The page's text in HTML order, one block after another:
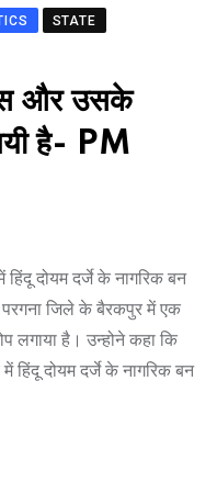
STATE
और उसके
है- PM
दोयम दर्जे के नागरिक बन
परगना जिले के बैरकपुर में एक
लगाया है। उन्होने कहा कि
हिंदू दोयम दर्जे के नागरिक बन